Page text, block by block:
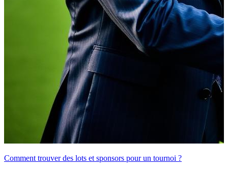
Comment trouver des lots et sponsors pour un tournoi ?